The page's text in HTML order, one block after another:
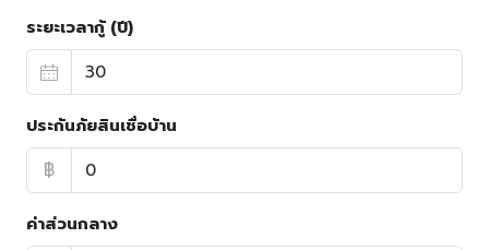
ระยะเวลากู้ (ปี)
ประกันภัยสินเชื่อบ้าน
฿
ค่าส่วนกลาง